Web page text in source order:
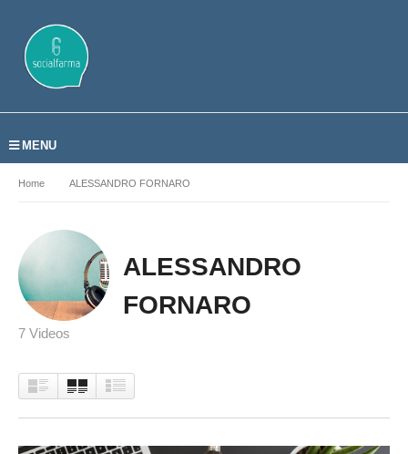
MENU
Home ALESSANDRO FORNARO
ALESSANDRO
FORNARO
7 Videos